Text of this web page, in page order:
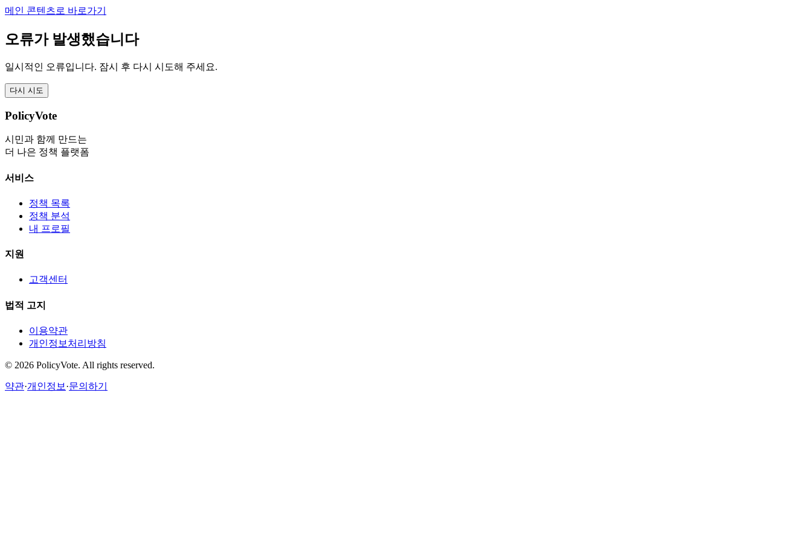
메인 콘텐츠로 바로가기
오류가 발생했습니다
일시적인 오류입니다. 잠시 후 다시 시도해 주세요.
다시 시도
PolicyVote
시민과 함께 만드는
더 나은 정책 플랫폼
서비스
정책 목록
정책 분석
내 프로필
지원
고객센터
법적 고지
이용약관
개인정보처리방침
© 2026 PolicyVote. All rights reserved.
약관·개인정보 ·문의하기